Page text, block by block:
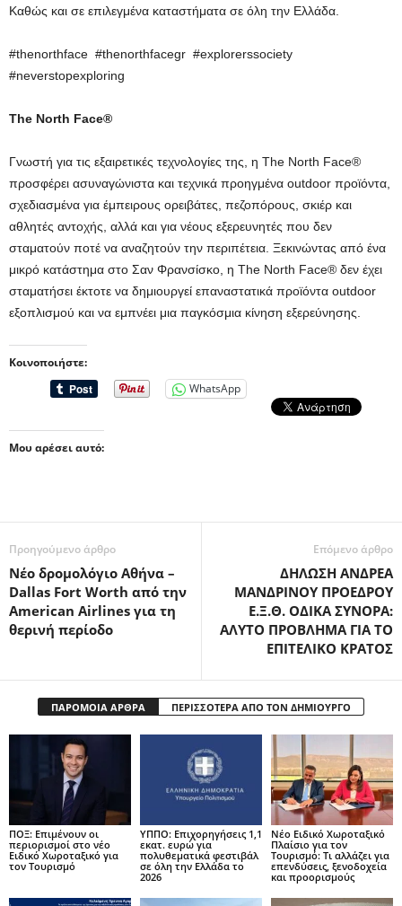
Καθώς και σε επιλεγμένα καταστήματα σε όλη την Ελλάδα.
#thenorthface #thenorthfacegr #explorerssociety
#neverstopexploring
The North Face®
Γνωστή για τις εξαιρετικές τεχνολογίες της, η The North Face®
προσφέρει ασυναγώνιστα και τεχνικά προηγμένα outdoor προϊόντα,
σχεδιασμένα για έμπειρους ορειβάτες, πεζοπόρους, σκιέρ και
αθλητές αντοχής, αλλά και για νέους εξερευνητές που δεν
σταματούν ποτέ να αναζητούν την περιπέτεια. Ξεκινώντας από ένα
μικρό κατάστημα στο Σαν Φρανσίσκο, η The North Face® δεν έχει
σταματήσει έκτοτε να δημιουργεί επαναστατικά προϊόντα outdoor
εξοπλισμού και να εμπνέει μια παγκόσμια κίνηση εξερεύνησης.
Κοινοποιήστε:
WhatsApp
Μου αρέσει αυτό:
Προηγούμενο άρθρο
Νέο δρομολόγιο Αθήνα –
Dallas Fort Worth από την
American Airlines για τη
θερινή περίοδο
Επόμενο άρθρο
ΔΗΛΩΣΗ ΑΝΔΡΕΑ
ΜΑΝΔΡΙΝΟΥ ΠΡΟΕΔΡΟΥ
Ε.Ξ.Θ. ΟΔΙΚΑ ΣΥΝΟΡΑ:
ΑΛΥΤΟ ΠΡΟΒΛΗΜΑ ΓΙΑ ΤΟ
ΕΠΙΤΕΛΙΚΟ ΚΡΑΤΟΣ
ΠΑΡΟΜΟΙΑ ΑΡΘΡΑ ΠΕΡΙΣΣΟΤΕΡΑ ΑΠΟ ΤΟΝ ΔΗΜΙΟΥΡΓΟ
ΠΟΞ: Επιμένουν οι
περιορισμοί στο νέο
Ειδικό Χωροταξικό για
τον Τουρισμό
ΥΠΠΟ: Επιχορηγήσεις 1,1
εκατ. ευρώ για
πολυθεματικά φεστιβάλ
σε όλη την Ελλάδα το
2026
Νέο Ειδικό Χωροταξικό
Πλαίσιο για τον
Τουρισμό: Τι αλλάζει για
επενδύσεις, ξενοδοχεία
και προορισμούς